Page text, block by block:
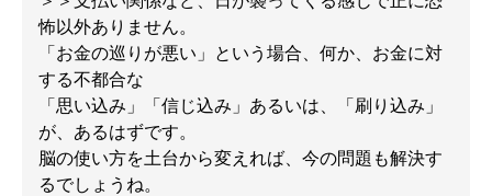
怖以外ありません。
「お金の巡りが悪い」という場合、何か、お金に対
する不都合な
「思い込み」「信じ込み」あるいは、「刷り込み」
が、あるはずです。
脳の使い方を土台から変えれば、今の問題も解決す
るでしょうね。